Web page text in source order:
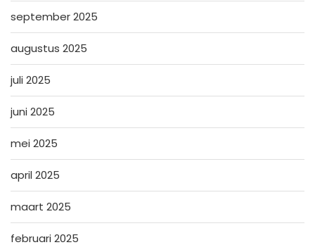
september 2025
augustus 2025
juli 2025
juni 2025
mei 2025
april 2025
maart 2025
februari 2025